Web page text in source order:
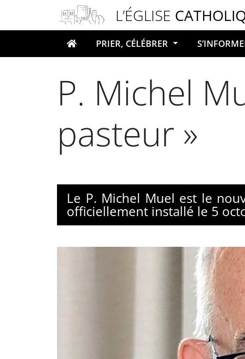
L’ÉGLISE
Votre recherche
PRIER, CÉLÉBRER
P. Michel
pasteur »
Le P. Michel Muel est le
officiellement installé le 5
Panneau de gestion des cookies